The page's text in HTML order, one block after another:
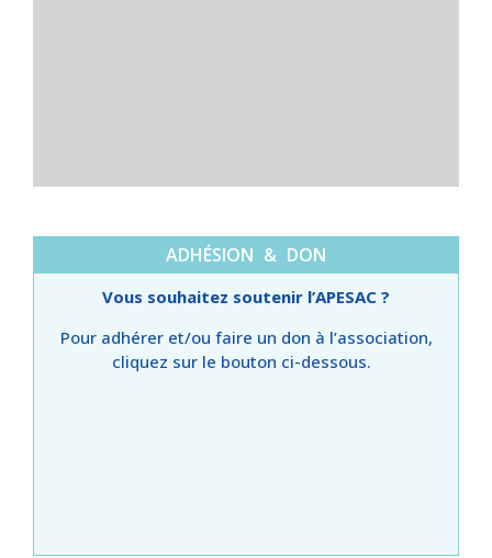
ADHÉSION & DON
Vous souhaitez soutenir l’APESAC ?
Pour adhérer et/ou faire un don à l’association,
cliquez sur le bouton ci-dessous.